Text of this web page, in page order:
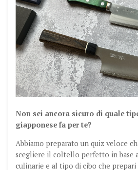
Non sei ancora sicuro di quale
giapponese fa per te?
Abbiamo preparato un quiz veloce
scegliere il coltello perfetto in base
culinarie e al tipo di cibo che prepari